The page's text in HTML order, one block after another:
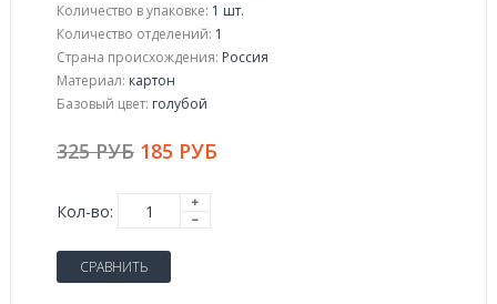
Количество в упаковке: 1 шт.
Количество отделений: 1
Страна происхождения: Россия
Материал: картон
Базовый цвет: голубой
325 РУБ 185 РУБ
Кол-во:
СРАВНИТЬ